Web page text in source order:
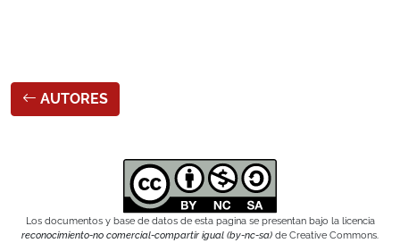
AUTORES
Los documentos y base de datos de esta pagina se presentan bajo la licencia
reconocimiento-no comercial-compartir igual (by-nc-sa) de Creative Commons.